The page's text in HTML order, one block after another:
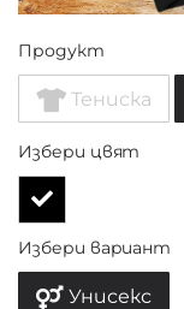
Продукт
Тениска
Избери цвят
Избери вариант
Унисекс